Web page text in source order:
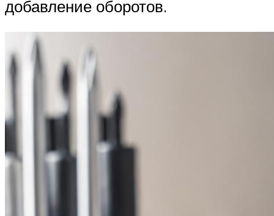
добавление оборотов.